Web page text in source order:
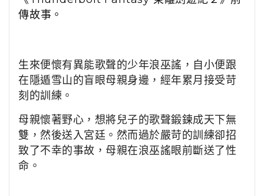
傳故事。
生來便懷有異能歌聲的少年浪巫謠，自小便跟
在隱遁雪山的盲眼母親身邊，經年累月接受苛
刻的訓練。
母親懷著野心，想將兒子的歌聲鍛鍊成天下無
雙，然後送入宮廷。然而過於嚴苛的訓練卻招
致了不幸的事故，母親在浪巫謠眼前斷送了性
命。